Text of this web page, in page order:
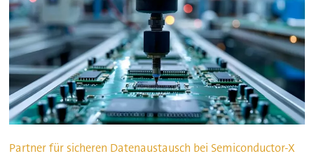
Partner für sicheren Datenaustausch bei Semiconductor-X